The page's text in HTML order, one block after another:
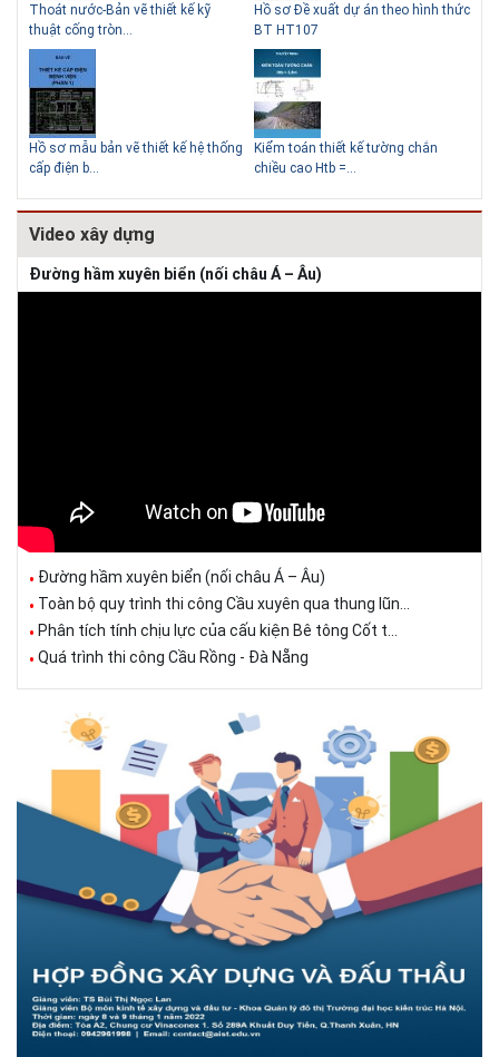
Thoát nước-Bản vẽ thiết kế kỹ
thuật cống tròn...
Hồ sơ mẫu bản vẽ thiết kế hệ thống
cấp điện b...
Hồ sơ Đề xuất dự án theo hình thức
BT HT107
Kiểm toán thiết kế tường chắn
chiều cao Htb =...
Video xây dựng
Đường hầm xuyên biển (nối châu Á – Âu)
Đường hầm xuyên biển (nối châu Á – Âu)
Toàn bộ quy trình thi công Cầu xuyên qua thung lũn...
Phân tích tính chịu lực của cấu kiện Bê tông Cốt t...
Quá trình thi công Cầu Rồng - Đà Nẵng